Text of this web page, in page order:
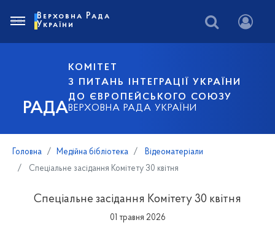
РАДА
КОМІТЕТ
З ПИТАНЬ ІНТЕГРАЦІЇ УКРАЇНИ
ДО ЄВРОПЕЙСЬКОГО СОЮЗУ
ВЕРХОВНА РАДА УКРАЇНИ
Верховна Рада
України
Головна Медійна бібліотека
Відеоматеріали
Спеціальне засідання Комітету 30 квітня
Спеціальне засідання Комітету 30 квітня
01 травня 2026